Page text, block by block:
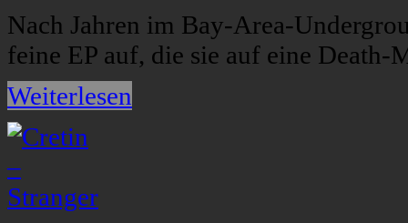
Nach Jahren im Bay-Area-
feine EP auf, die sie auf eine Death-
Weiterlesen